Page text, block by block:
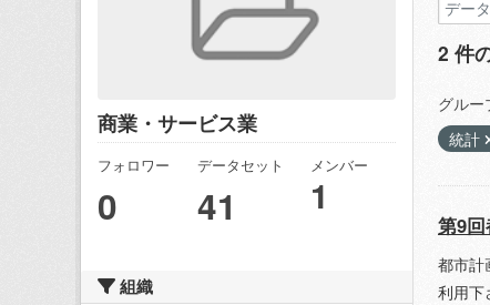
商業・サービス業
フォロワー
0
データセット
41
メンバー
1
組織
2 件
グルー
統計
第9回
都市計
利用下